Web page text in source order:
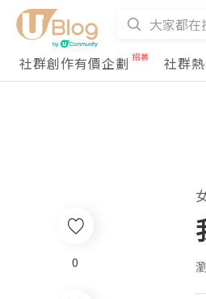
社群創作有價企劃
社群
0